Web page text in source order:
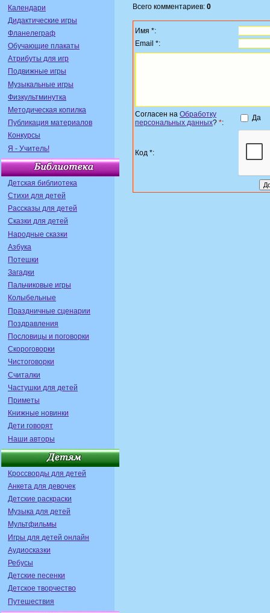
Календари
Дидактические игры
Фланелеграф
Обучающие плакаты
Атрибуты для игр
Подвижные игры
Музыкальные игры
Физкультминутка
Методическая копилка
Публикация материалов
Конкурсы
Я - Учитель!
Детская библиотека
Стихи для детей
Рассказы для детей
Сказки для детей
Народные сказки
Азбука
Потешки
Загадки
Пальчиковые игры
Колыбельные
Праздничные сценарии
Поздравления
Пословицы и поговорки
Скороговорки
Чистоговорки
Считалки
Частушки для детей
Приметы
Книжные новинки
Дети говорят
Наши авторы
Кроссворды для детей
Анкета для девочек
Детские раскраски
Музыка для детей
Мультфильмы
Игры для детей онлайн
Аудиосказки
Ребусы
Детские песенки
Детское творчество
Путешествия
Всего комментариев: 0
Имя *:
Email *:
Согласен на Обработку
персональных данных? *:
Да
Код *: